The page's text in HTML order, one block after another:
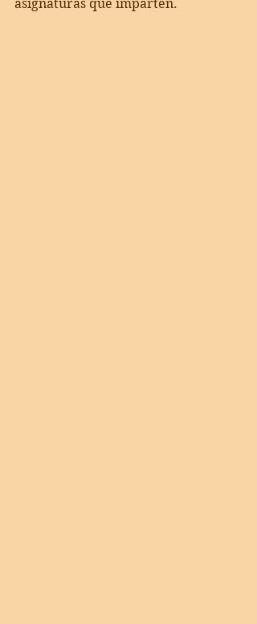
asignaturas que imparten.